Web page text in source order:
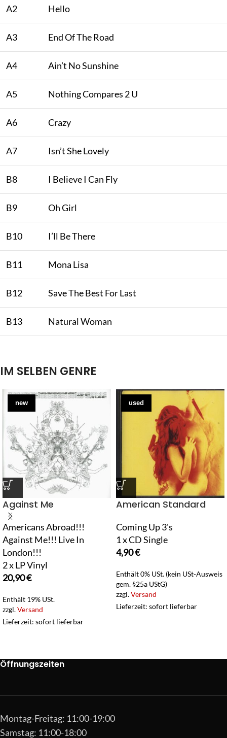
A2 Hello
A3 End Of The Road
A4 Ain’t No Sunshine
A5 Nothing Compares 2 U
A6 Crazy
A7 Isn’t She Lovely
B8 I Believe I Can Fly
B9 Oh Girl
B10 I’ll Be There
B11 Mona Lisa
B12 Save The Best For Last
B13 Natural Woman
IM SELBEN GENRE
new
Against Me
Americans Abroad!!!
Against Me!!! Live In
London!!!
2 x LP Vinyl
20,90€
Enthält 19% USt.
zzgl.Versand
Lieferzeit: sofort lieferbar
used
American Standard
Coming Up 3's
1 x CD Single
4,90€
Enthält 0% USt. (kein USt-Ausweis
gem. §25a UStG)
zzgl.Versand
Lieferzeit: sofort lieferbar
Öffnungszeiten
Montag-Freitag: 11:00-19:00
Samstag: 11:00-18:00